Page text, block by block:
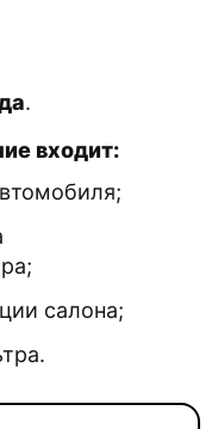
.
входит:
салона;